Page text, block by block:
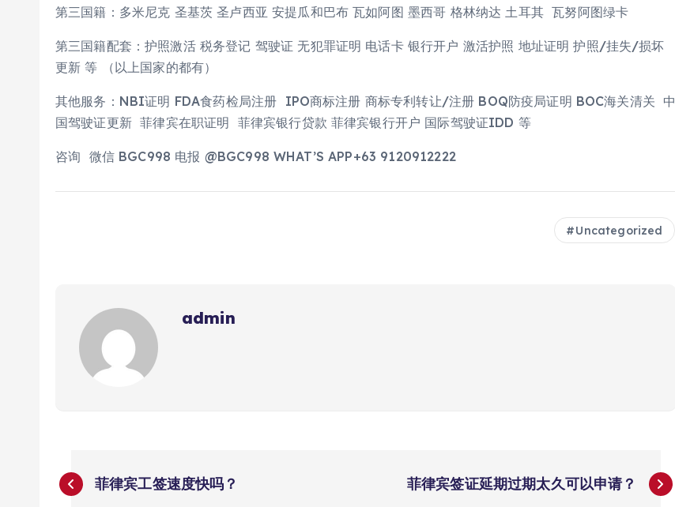
第三国籍：多米尼克 圣基茨 圣卢西亚 安提瓜和巴布 瓦如阿图 墨西哥 格林纳达 土耳其 瓦努阿图绿卡
第三国籍配套：护照激活 税务登记 驾驶证 无犯罪证明 电话卡 银行开户 激活护照 地址证明 护照/挂失/损坏
更新 等 （以上国家的都有）
其他服务：NBI证明 FDA食药检局注册 IPO商标注册 商标专利转让/注册 BOQ防疫局证明 BOC海关清关 中
国驾驶证更新 菲律宾在职证明 菲律宾银行贷款 菲律宾银行开户 国际驾驶证IDD 等
咨询 微信 BGC998 电报 @BGC998 WHAT’S APP+63 9120912222
Uncategorized
admin
文
菲律宾工签速度快吗？ 菲律宾签证延期过期太久可以申请？